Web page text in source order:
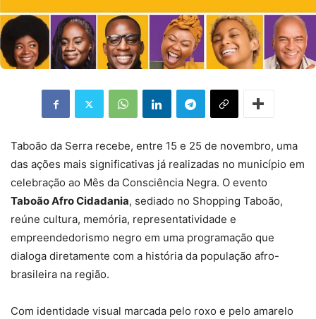
Taboão da Serra recebe, entre 15 e 25 de novembro, uma
das ações mais significativas já realizadas no município em
celebração ao Mês da Consciência Negra. O evento
Taboão Afro Cidadania, sediado no Shopping Taboão,
reúne cultura, memória, representatividade e
empreendedorismo negro em uma programação que
dialoga diretamente com a história da população afro-
brasileira na região.
Com identidade visual marcada pelo roxo e pelo amarelo